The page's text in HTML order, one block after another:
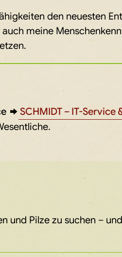
den neuesten
meine
SCHMIDT – IT-Service
und Pilze zu suchen –